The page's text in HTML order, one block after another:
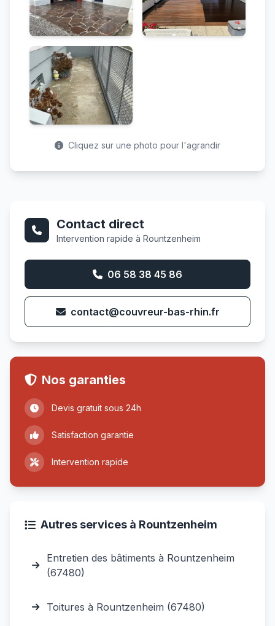
Cliquez sur une photo pour l'agrandir
Contact direct
Intervention rapide à Rountzenheim
06 58 38 45 86
contact@couvreur-bas-rhin.fr
Nos garanties
Devis gratuit sous 24h
Satisfaction garantie
Intervention rapide
Autres services à Rountzenheim
Entretien des bâtiments à Rountzenheim
(67480)
Toitures à Rountzenheim (67480)